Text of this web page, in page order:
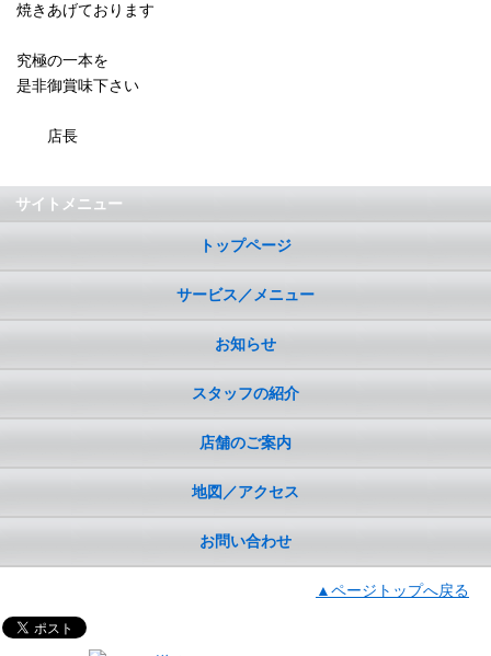
焼きあげております
究極の一本を
是非御賞味下さい
店長
サイトメニュー
トップページ
サービス／メニュー
お知らせ
スタッフの紹介
店舗のご案内
地図／アクセス
お問い合わせ
▲ページトップへ戻る